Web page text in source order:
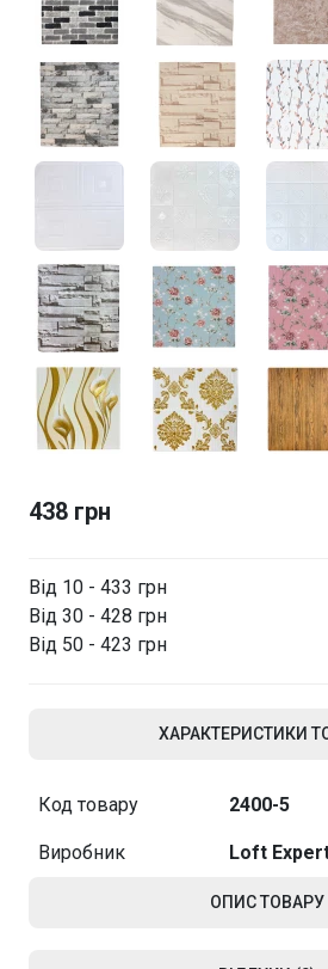
438 грн
Від 10 - 433 грн
Від 30 - 428 грн
Від 50 - 423 грн
ХАРАКТЕРИСТИКИ
Код товару 2400-5
Виробник Loft
ОПИС ТОВАРУ